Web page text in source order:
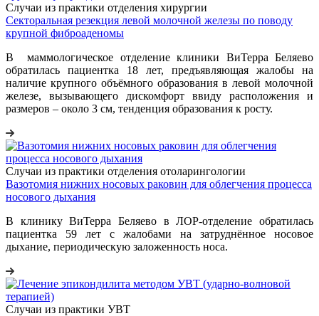
Случаи из практики отделения хирургии
Секторальная резекция левой молочной железы по поводу
крупной фиброаденомы
В маммологическое отделение клиники ВиТерра Беляево
обратилась пациентка 18 лет, предъявляющая жалобы на
наличие крупного объёмного образования в левой молочной
железе, вызывающего дискомфорт ввиду расположения и
размеров – около 3 см, тенденция образования к росту.
Случаи из практики отделения отоларингологии
Вазотомия нижних носовых раковин для облегчения процесса
носового дыхания
В клинику ВиТерра Беляево в ЛОР-отделение обратилась
пациентка 59 лет с жалобами на затруднённое носовое
дыхание, периодическую заложенность носа.
Случаи из практики УВТ